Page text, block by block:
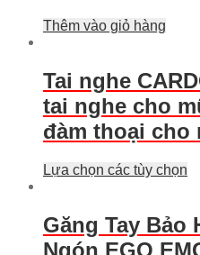
Thêm vào giỏ hàng
Tai nghe
tai nghe cho
đàm thoại cho
Lựa chọn các tùy chọn
Găng Tay Bảo
Ngón EGO